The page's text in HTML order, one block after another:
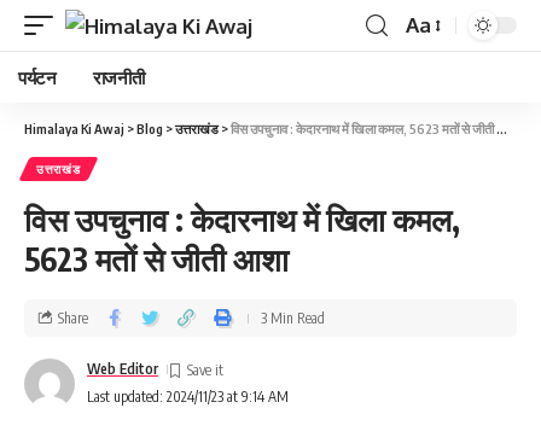
Aa
पर्यटन राजनीती
Himalaya Ki Awaj >Blog >उत्तराखंड>विस उपचुनाव : केदारनाथ में खिला कमल, 5623 मतों से जीती आशा
उत्तराखंड
विस उपचुनाव : केदारनाथ में खिला कमल,
5623 मतों से जीती आशा
Last updated: 2024/11/23 at 9:14 AM
Web Editor
Share 3 Min Read